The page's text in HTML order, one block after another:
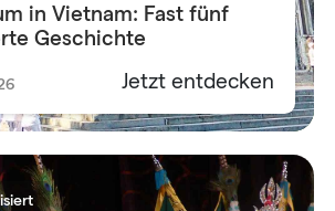
in Vietnam: Fast fünf
Geschichte
Jetzt entdecken